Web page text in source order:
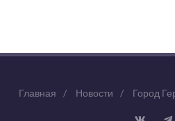
Главная / Новости / Город